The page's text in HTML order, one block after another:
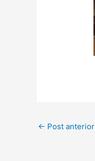
← Post anterior